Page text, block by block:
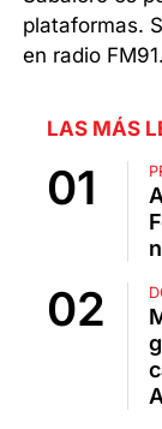
plataformas.
en radio
LAS MÁS